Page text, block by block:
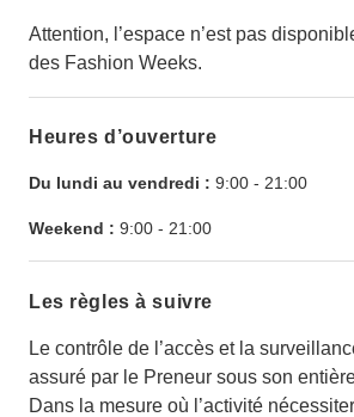
Attention, l’espace n’est pas
des Fashion Weeks.
Heures d’ouverture
Du lundi au vendredi : 9:00 - 21:00
Weekend : 9:00 - 21:00
Les règles à suivre
Le contrôle de l’accès et la
assuré par le Preneur sous son
Dans la mesure où l’activité